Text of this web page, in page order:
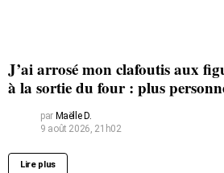
J’ai arrosé mon clafoutis aux
à la sortie du four : plus
par Maëlle D.
9 août 2026, 21h02
Lire plus